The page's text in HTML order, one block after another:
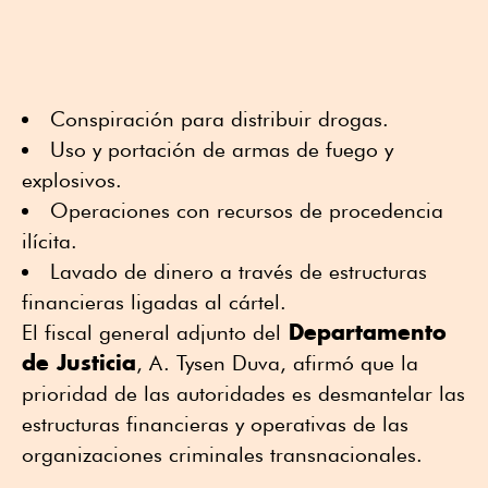
Conspiración para distribuir drogas.
Uso y portación de armas de fuego y
explosivos.
Operaciones con recursos de procedencia
ilícita.
Lavado de dinero a través de estructuras
financieras ligadas al cártel.
El fiscal general adjunto del Departamento
de Justicia, A. Tysen Duva, afirmó que la
prioridad de las autoridades es desmantelar las
estructuras financieras y operativas de las
organizaciones criminales transnacionales.